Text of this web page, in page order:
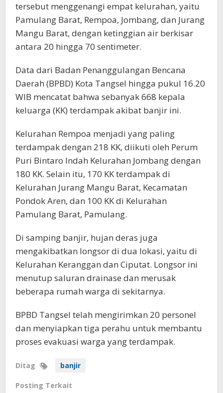
tersebut menggenangi empat kelurahan, yaitu
Pamulang Barat, Rempoa, Jombang, dan Jurang
Mangu Barat, dengan ketinggian air berkisar
antara 20 hingga 70 sentimeter.
Data dari Badan Penanggulangan Bencana
Daerah (BPBD) Kota Tangsel hingga pukul 16.20
WIB mencatat bahwa sebanyak 668 kepala
keluarga (KK) terdampak akibat banjir ini.
Kelurahan Rempoa menjadi yang paling
terdampak dengan 218 KK, diikuti oleh Perum
Puri Bintaro Indah Kelurahan Jombang dengan
180 KK. Selain itu, 170 KK terdampak di
Kelurahan Jurang Mangu Barat, Kecamatan
Pondok Aren, dan 100 KK di Kelurahan
Pamulang Barat, Pamulang.
Di samping banjir, hujan deras juga
mengakibatkan longsor di dua lokasi, yaitu di
Kelurahan Keranggan dan Ciputat. Longsor ini
menutup saluran drainase dan merusak
beberapa rumah warga di sekitarnya.
BPBD Tangsel telah mengirimkan 20 personel
dan menyiapkan tiga perahu untuk membantu
proses evakuasi warga yang terdampak.
Ditag banjir
Posting Terkait